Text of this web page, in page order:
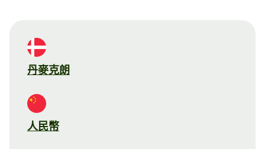
丹麥克朗
人民幣